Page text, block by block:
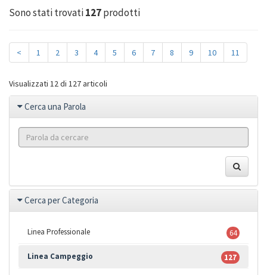
Sono stati trovati127prodotti
< 1 2 3 4 5 6 7 8 9 10 11
Visualizzati 12 di 127 articoli
Cerca una Parola
Cerca per Categoria
Linea Professionale 64
Linea Campeggio 127